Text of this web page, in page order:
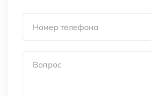
Номер телефона
Вопрос